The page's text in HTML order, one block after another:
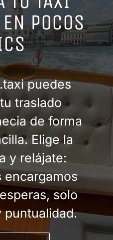
POCOS
puedes
traslado
de forma
Elige la
y relájate:
encargamos
solo
puntualidad.